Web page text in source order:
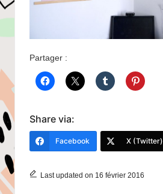
Partager :
Share via:
Facebook X (Twitter)
Last updated on 16 février 2016